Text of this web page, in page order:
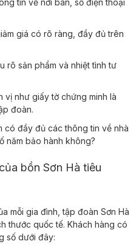
tin về nơi bán, số điện thoại
giá có rõ ràng, đầy đủ trên
rõ sản phẩm và nhiệt tình tư
vị như giấy tờ chứng minh là
đoàn.
có đầy đủ các thông tin về nhà
năm bảo hành không?
bồn Sơn Hà tiêu
mỗi gia đình, tập đoàn Sơn Hà
thước quốc tế. Khách hàng có
số dưới đây: